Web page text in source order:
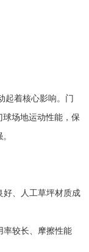
起着核心影响。门
场地运动性能，保
好、人工草坪材质成
率较长、摩擦性能